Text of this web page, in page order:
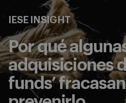
IESE INSIGHT
Por qué
adquisiciones
funds’